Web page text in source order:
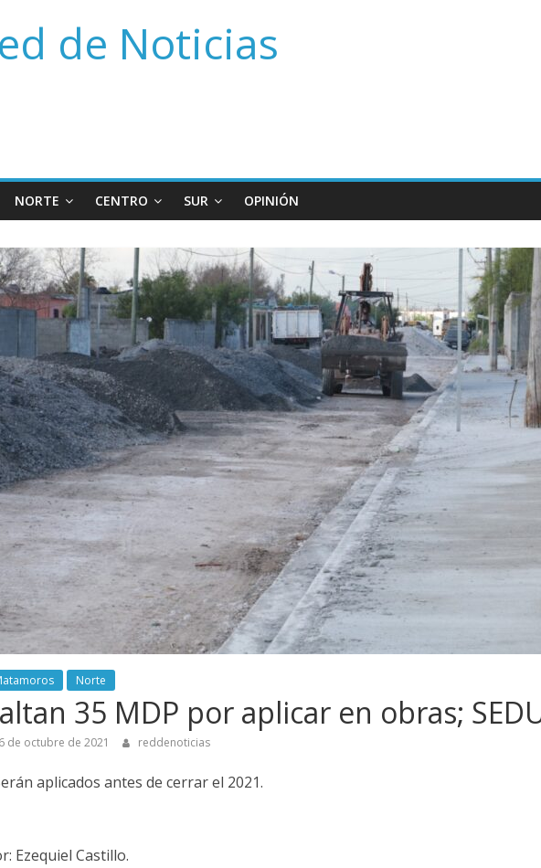
de Noticias
NORTE CENTRO SUR OPINIÓN
Norte
35 MDP por aplicar en obras;
6 de octubre de 2021 reddenoticias
aplicados antes de cerrar el 2021.
Ezequiel Castillo.